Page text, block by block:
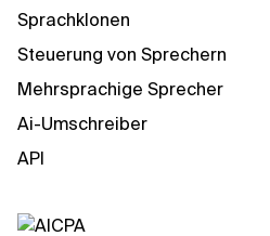
Sprachklonen
Steuerung von Sprechern
Mehrsprachige Sprecher
Ai-Umschreiber
API